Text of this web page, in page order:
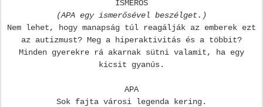
ISMERŐS
(APA egy ismerősével beszélget.)
Nem lehet, hogy manapság túl reagálják az emberek ezt
az autizmust? Meg a hiperaktivitás és a többit?
Minden gyerekre rá akarnak sütni valamit, ha egy
kicsit gyanús.
APA
Sok fajta városi legenda kering.